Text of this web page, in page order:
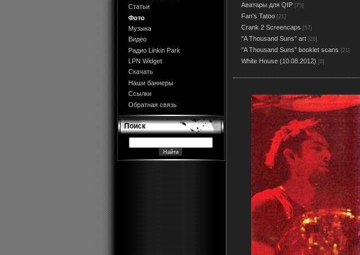
Статьи
Фото
Музыка
Видео
Радио Linkin Park
LPN Widget
Скачать
Наши баннеры
Ссылки
Обратная связь
Поиск
Аватары для QIP [75]
Fan's Tatoo [21]
Crank 2 Screencaps [57]
"A Thousand Suns" art [26]
"A Thousand Suns" booklet scans [21]
White House (10.08.2012) [8]